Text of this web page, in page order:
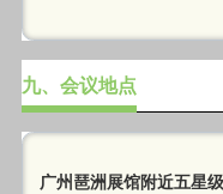
九、会议地点
广州琶洲展馆附近五星